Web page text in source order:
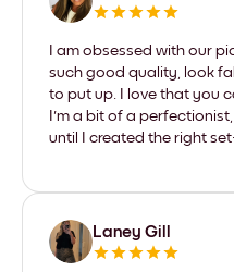
I am obsessed with our
such good quality, look
to put up. I love that you
I'm a bit of a
until I created the right
Laney Gill